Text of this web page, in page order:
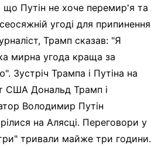
Путін не хоче перемир'я та
угоді для припинення
Трамп сказав: "Я
мирна угода краща за
Зустріч Трампа і Путіна на
США Дональд Трамп і
Володимир Путін
на Алясці. Переговори у
тривали майже три години.